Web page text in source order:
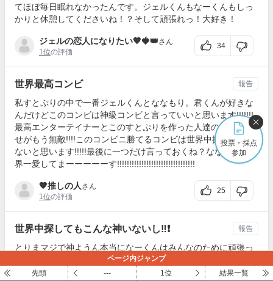
てほぼ毎日眠れなかったんです。ジェルくんもなーくんもしっ
かりと休憩してくださいね！？そして頑張れっ！大好き！
ジェルの恋人になりたい🧡🍓👑さん
1位の評価
34
世界最高コンビ
私すとぷりの中で一番ジェルくんとななもり。君くんが好きな
んだけどこのコンビは神級コンビと言っていいと思います!!!!!!!
最高エンターテイナーとこのすとぷりを作った人達の組み合わ
せがもう無敵!!!!このコンビニ勝てるコンビは世界中探してもい
ないと思います!!!!!最後に一つだけ言っておくね？ななジェル世
界一愛してまーーーーーす!!!!!!!!!!!!!!!!!!!!!!!!!!!!!!!!
🧡推しの人 さん
1位の評価
25
報告
世界中探してもこんな神いないし‼️❗️
とりまマジで神ようん本当になーくんはみんなのために頑張っ
てくれて頑張りすぎてトラブルとか起こっちゃったけれど…な
ーくんいなかったらまずすとぷりないしみんなに出会えなかっ
報告
投票・採点
参加
ページ内ジャンプ
先頭
--- 1位 結果一覧